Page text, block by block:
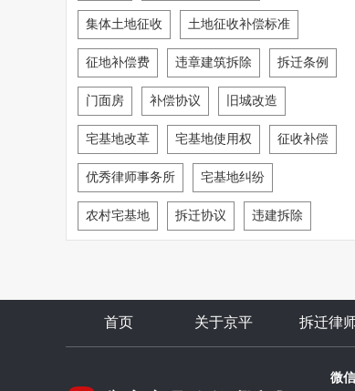
集体土地征收 土地征收补偿标准
征地补偿费 违章建筑拆除 拆迁条例
门面房 补偿协议 旧城改造
宅基地改革 宅基地使用权 征收补偿
优秀律师事务所 宅基地纠纷
农村宅基地 拆迁协议 违建拆除
首页 关于京平 拆迁律
微